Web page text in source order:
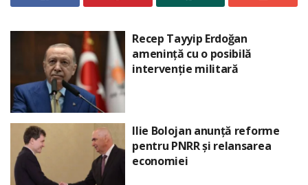
Recep Tayyip Erdoğan
amenință cu o posibilă
intervenție militară
Ilie Bolojan anunță reforme
pentru PNRR și relansarea
economiei